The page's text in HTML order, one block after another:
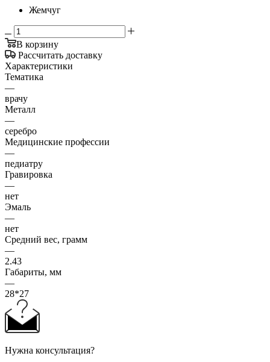
Жемчуг
В корзину
Рассчитать доставку
Характеристики
Тематика
—
врачу
Металл
—
серебро
Медицинские профессии
—
педиатру
Гравировка
—
нет
Эмаль
—
нет
Средний вес, грамм
—
2.43
Габариты, мм
—
28*27
Нужна консультация?